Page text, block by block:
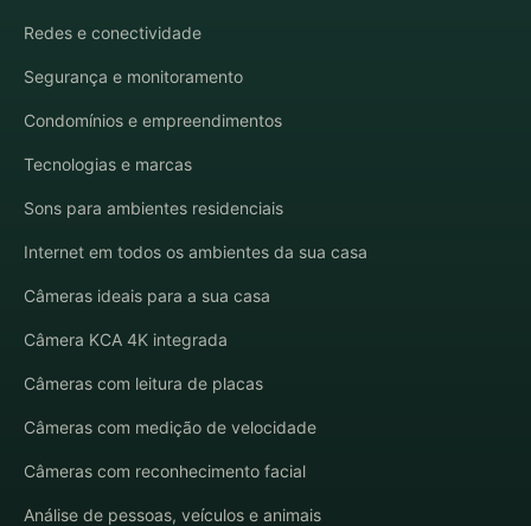
Redes e conectividade
Segurança e monitoramento
Condomínios e empreendimentos
Tecnologias e marcas
Sons para ambientes residenciais
Internet em todos os ambientes da sua casa
Câmeras ideais para a sua casa
Câmera KCA 4K integrada
Câmeras com leitura de placas
Câmeras com medição de velocidade
Câmeras com reconhecimento facial
Análise de pessoas, veículos e animais